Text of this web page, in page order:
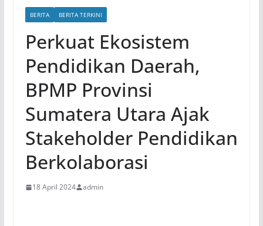
BERITA BERITA TERKINI
Perkuat Ekosistem
Pendidikan Daerah,
BPMP Provinsi
Sumatera Utara Ajak
Stakeholder Pendidikan
Berkolaborasi
18 April 2024 admin